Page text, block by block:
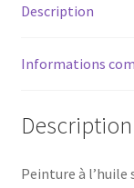
Description
Informations
Description
Peinture à l’huile